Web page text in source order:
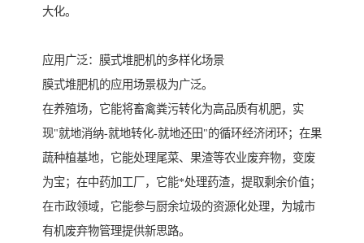
大化。
应用广泛：膜式堆肥机的多样化场景
膜式堆肥机的应用场景极为广泛。
在养殖场，它能将畜禽粪污转化为高品质有机肥，实
现"就地消纳-就地转化-就地还田"的循环经济闭环；在果
蔬种植基地，它能处理尾菜、果渣等农业废弃物，变废
为宝；在中药加工厂，它能*处理药渣，提取剩余价值；
在市政领域，它能参与厨余垃圾的资源化处理，为城市
有机废弃物管理提供新思路。